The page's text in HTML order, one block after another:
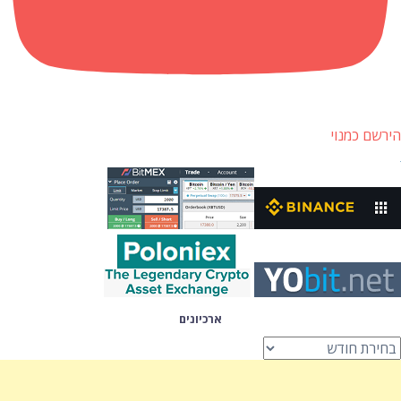
הירשם כמנוי
ארכיונים
ארכיונים